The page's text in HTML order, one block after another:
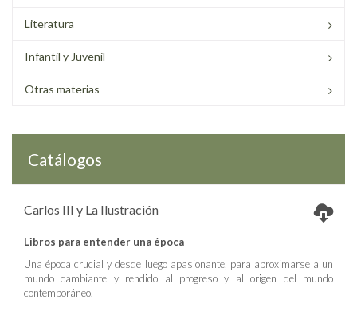
Literatura
Infantil y Juvenil
Otras materias
Catálogos
Carlos III y La Ilustración
Libros para entender una época
Una época crucial y desde luego apasionante, para aproximarse a un
mundo cambiante y rendido al progreso y al origen del mundo
contemporáneo.